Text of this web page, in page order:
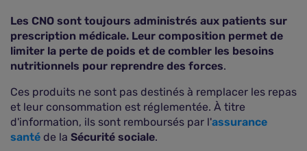
Les CNO sont toujours administrés aux patients sur
prescription médicale. Leur composition permet de
limiter la perte de poids et de combler les besoins
nutritionnels pour reprendre des forces.
Ces produits ne sont pas destinés à remplacer les repas
et leur consommation est réglementée. À titre
d'information, ils sont remboursés par l'assurance
santé de la Sécurité sociale.